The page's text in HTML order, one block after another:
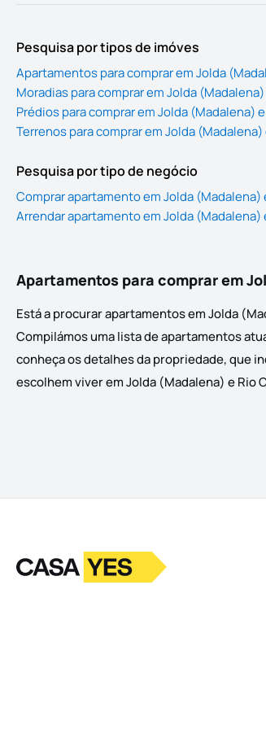
Pesquisa por tipos de imóves
Apartamentos para comprar em Jolda
Moradias para comprar em Jolda
Prédios para comprar em Jolda (Madalena)
Terrenos para comprar em Jolda (Madalena)
Pesquisa por tipo de negócio
Comprar apartamento em Jolda (Madalena)
Arrendar apartamento em Jolda (Madalena)
Apartamentos para comprar em
Está a procurar apartamentos em Jolda
Compilámos uma lista de apartamentos
conheça os detalhes da propriedade, que
escolhem viver em Jolda (Madalena) e Rio
LogoIr para a homepage